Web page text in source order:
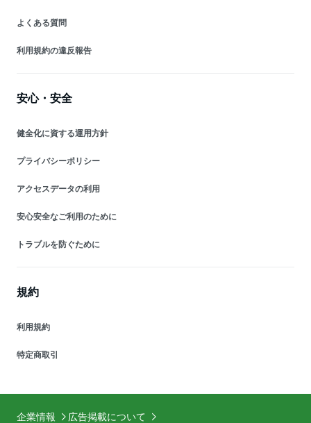
よくある質問
利用規約の違反報告
安心・安全
健全化に資する運用方針
プライバシーポリシー
アクセスデータの利用
安心安全なご利用のために
トラブルを防ぐために
規約
利用規約
特定商取引
企業情報 広告掲載について